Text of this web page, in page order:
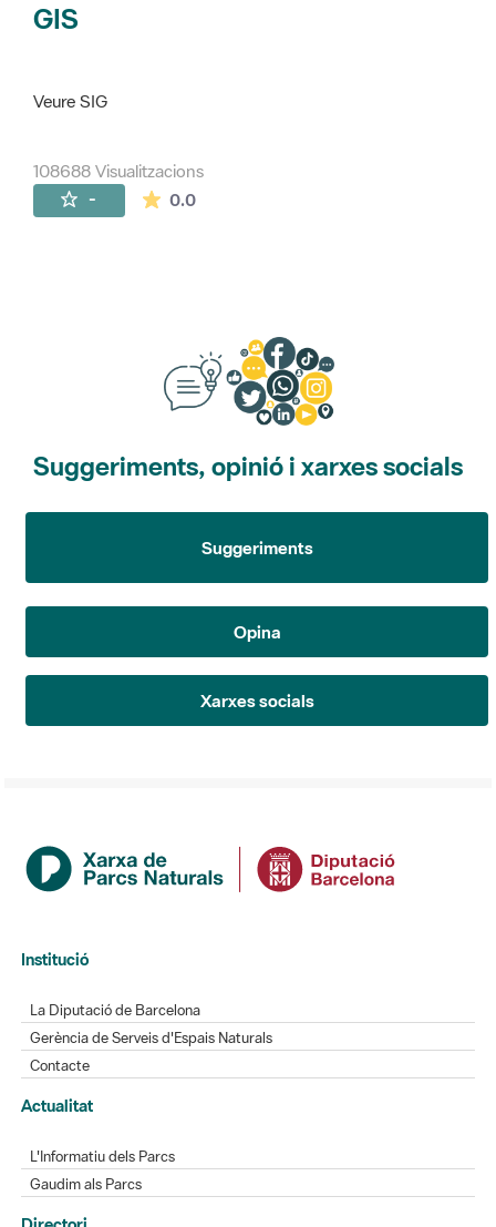
GIS
Veure SIG
108688 Visualitzacions
- 0.0La mitjana de les valoracions és de 0
Suggeriments, opinió i xarxes socials
Suggeriments
Opina
Xarxes socials
Institució
La Diputació de Barcelona
Gerència de Serveis d'Espais Naturals
Contacte
Actualitat
L'Informatiu dels Parcs
Gaudim als Parcs